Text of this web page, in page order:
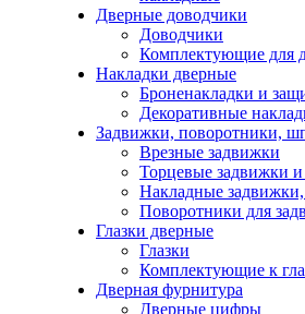
Дверные доводчики
Доводчики
Комплектующие для
Накладки дверные
Броненакладки и
Декоративные
Задвижки, поворотники,
Врезные задвижки
Торцевые задвижки
Накладные
Поворотники для
Глазки дверные
Глазки
Комплектующие к
Дверная фурнитура
Дверные цифры